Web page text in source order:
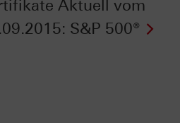
Aktuell vom
S&P 500®